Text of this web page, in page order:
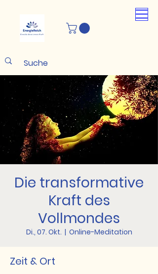
Die transformative
Kraft des
Vollmondes
Di., 07. Okt.
  |
Online-Meditation
Zeit & Ort